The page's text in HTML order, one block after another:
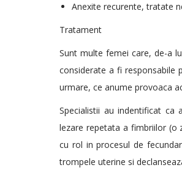
Anexite recurente, tratate
Tratament
Sunt multe femei care, de-a
considerate a fi responsabile
urmare, ce anume provoaca
Specialistii au indentificat ca
lezare repetata a fimbriilor (o
cu rol in procesul de
trompele uterine si